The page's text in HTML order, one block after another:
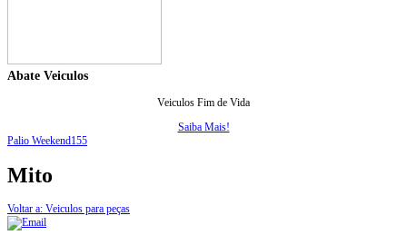
Abate Veiculos
Veiculos Fim de Vida
Saiba Mais!
Palio Weekend155
Mito
Voltar a: Veiculos para peças